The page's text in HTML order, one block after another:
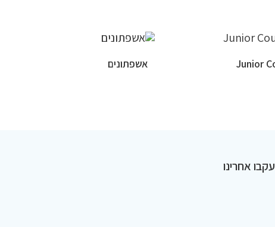
אשפתונים
עקבו אחרינו